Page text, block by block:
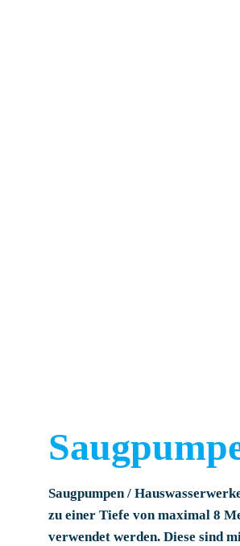
Saugpumpen /
zu einer Tiefe von maximal 8
verwendet werden. Diese sind